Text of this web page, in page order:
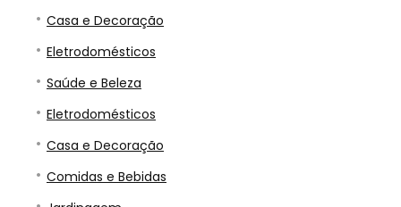
Casa e Decoração
Eletrodomésticos
Saúde e Beleza
Eletrodomésticos
Casa e Decoração
Comidas e Bebidas